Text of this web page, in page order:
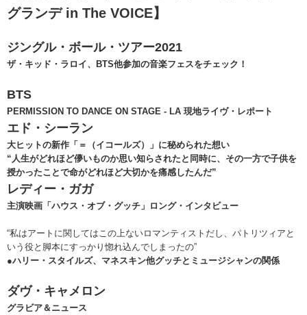
グランデ in The VOICE】
ジングル・ボール・ツアー2021
ザ・キッド・ラロイ、BTS他参加の音楽フェスをチェック！
BTS
PERMISSION TO DANCE ON STAGE - LA 現地ライヴ・レポート
エド・シーラン
大ヒットの新作「＝（イコールズ）」に秘められた想い
“人生がどれほど儚いものか思い知らされたと同時に、その一方で子供を
授かったことで命がどれほど大切かを痛感したんだ”
レディー・ガガ
主演映画「ハウス・オブ・グッチ」ロング・インタビュー
“私はアートに関してはこの上ないロマンティストだし、パトリツィアと
いう役と脚本にすっかり惚れ込んでしまったの”
●ハリー・スタイルズ、マネスキン他グッチとミュージシャンの関係
ダヴ・キャメロン
グラビア＆ニュース